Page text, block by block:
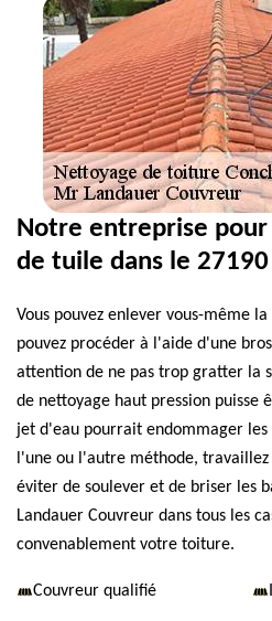
Notre entreprise pour
de tuile dans le 27190
Vous pouvez enlever vous-même
pouvez procéder à l'aide d'une
attention de ne pas trop gratter la
de nettoyage haut pression puisse
jet d'eau pourrait endommager les
l'une ou l'autre méthode,
éviter de soulever et de briser les
Landauer Couvreur dans tous les
convenablement votre toiture.
Couvreur qualifié